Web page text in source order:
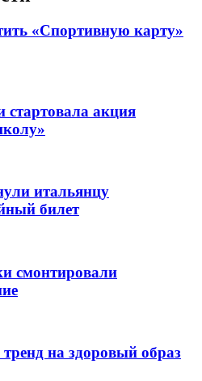
«Спортивную карту»
стартовала акция
итальянцу
билет
смонтировали
на здоровый образ